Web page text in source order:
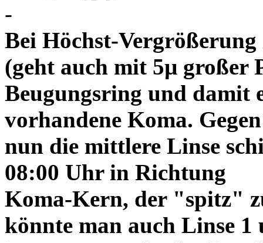
-
Bei Höchst-
(geht auch mit 5µ großer
Beugungsring und damit
vorhandene Koma.
nun die mittlere Linse
08:00 Uhr in Richtung
Koma-Kern, der "spitz"
könnte man auch Linse